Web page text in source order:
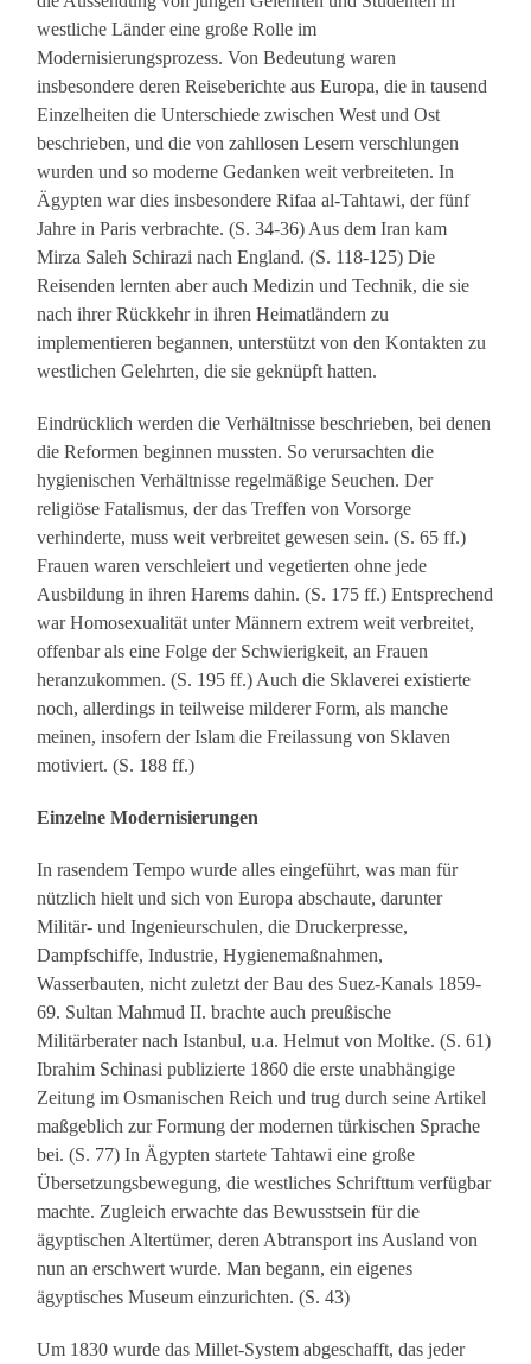
westliche Länder eine große Rolle im
Modernisierungsprozess. Von Bedeutung waren
insbesondere deren Reiseberichte aus Europa, die in tausend
Einzelheiten die Unterschiede zwischen West und Ost
beschrieben, und die von zahllosen Lesern verschlungen
wurden und so moderne Gedanken weit verbreiteten. In
Ägypten war dies insbesondere Rifaa al-Tahtawi, der fünf
Jahre in Paris verbrachte. (S. 34-36) Aus dem Iran kam
Mirza Saleh Schirazi nach England. (S. 118-125) Die
Reisenden lernten aber auch Medizin und Technik, die sie
nach ihrer Rückkehr in ihren Heimatländern zu
implementieren begannen, unterstützt von den Kontakten zu
westlichen Gelehrten, die sie geknüpft hatten.
Eindrücklich werden die Verhältnisse beschrieben, bei denen
die Reformen beginnen mussten. So verursachten die
hygienischen Verhältnisse regelmäßige Seuchen. Der
religiöse Fatalismus, der das Treffen von Vorsorge
verhinderte, muss weit verbreitet gewesen sein. (S. 65 ff.)
Frauen waren verschleiert und vegetierten ohne jede
Ausbildung in ihren Harems dahin. (S. 175 ff.) Entsprechend
war Homosexualität unter Männern extrem weit verbreitet,
offenbar als eine Folge der Schwierigkeit, an Frauen
heranzukommen. (S. 195 ff.) Auch die Sklaverei existierte
noch, allerdings in teilweise milderer Form, als manche
meinen, insofern der Islam die Freilassung von Sklaven
motiviert. (S. 188 ff.)
Einzelne Modernisierungen
In rasendem Tempo wurde alles eingeführt, was man für
nützlich hielt und sich von Europa abschaute, darunter
Militär- und Ingenieurschulen, die Druckerpresse,
Dampfschiffe, Industrie, Hygienemaßnahmen,
Wasserbauten, nicht zuletzt der Bau des Suez-Kanals 1859-
69. Sultan Mahmud II. brachte auch preußische
Militärberater nach Istanbul, u.a. Helmut von Moltke. (S. 61)
Ibrahim Schinasi publizierte 1860 die erste unabhängige
Zeitung im Osmanischen Reich und trug durch seine Artikel
maßgeblich zur Formung der modernen türkischen Sprache
bei. (S. 77) In Ägypten startete Tahtawi eine große
Übersetzungsbewegung, die westliches Schrifttum verfügbar
machte. Zugleich erwachte das Bewusstsein für die
ägyptischen Altertümer, deren Abtransport ins Ausland von
nun an erschwert wurde. Man begann, ein eigenes
ägyptisches Museum einzurichten. (S. 43)
Um 1830 wurde das Millet-System abgeschafft, das jeder